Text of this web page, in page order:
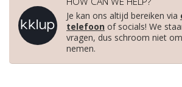
Je kan ons altijd bereiken via
telefoon of socials! We
vragen, dus schroom niet
nemen.